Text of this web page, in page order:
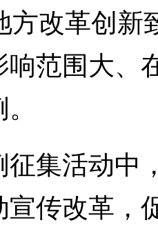
改革创新
响范围大、
活动中
宣传改革，